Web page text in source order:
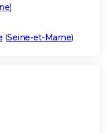
)
(Seine-et-Marne)